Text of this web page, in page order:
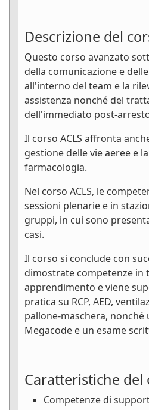
Descrizione del
Questo corso avanzato
della comunicazione e
all'interno del team e la
assistenza nonché del
dell'immediato post-
Il corso ACLS affronta
gestione delle vie aeree e
farmacologia.
Nel corso ACLS, le
sessioni plenarie e in
gruppi, in cui sono
casi.
Il corso si conclude con
dimostrate competenze in
apprendimento e viene
pratica su RCP, AED,
pallone-maschera, nonché
Megacode e un esame
Caratteristiche del
Competenze di